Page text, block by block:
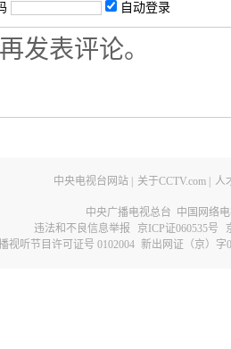
自动登录
中央电视台网站 关于CCTV.com 人
中央广播电视总台 中国网络
违法和不良信息举报
京ICP证060535号
视听节目许可证号 0102004 新出网证（京）